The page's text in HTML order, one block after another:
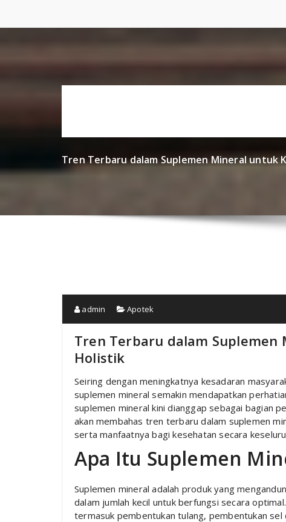
content
Tren Terbaru dalam Suplemen Mineral untuk
admin Apotek
Tren Terbaru dalam
Holistik
Seiring dengan meningkatnya kesadaran
suplemen mineral semakin mendapatkan
suplemen mineral kini dianggap sebagai bagian
akan membahas tren terbaru dalam suplemen
serta manfaatnya bagi kesehatan secara
Apa Itu Suplemen
Suplemen mineral adalah produk yang
dalam jumlah kecil untuk berfungsi secara
termasuk pembentukan tulang, pembentukan